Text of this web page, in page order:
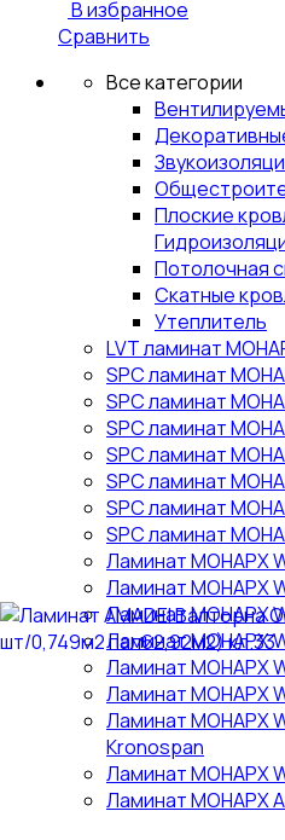
В избранное
Сравнить
Все категории
Плоские
Потолочная
Скатные
Утеплитель
LVT ламинат
SPC ламинат
SPC ламинат
SPC ламинат
SPC ламинат
SPC ламинат
SPC ламинат
SPC ламинат
Ламинат МОНАРХ
Ламинат МОНАРХ
Ламинат МОНАРХ
Ламинат МОНАРХ
Ламинат МОНАРХ
Ламинат МОНАРХ
Ламинат МОНАРХ
Kronospan
Ламинат МОНАРХ
Ламинат МОНАРХ